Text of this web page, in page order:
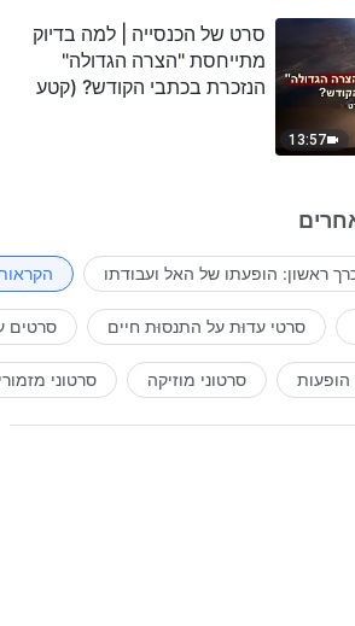
13:57
סרט של הכנסייה | למה בדיוק
מתייחסת "הצרה הגדולה"
הנזכרת בכתבי הקודש? (קטע
ראשון: הופעתו של האל ועבודתו
סרטי עדוּת על התנסוּת חיים סרטים
הופעות סרטוני מוזיקה סרטוני